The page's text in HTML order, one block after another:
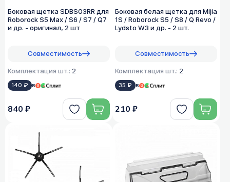
Боковая щетка SDBS03RR для
Roborock S5 Max / S6 / S7 / Q7
и др. - оригинал, 2 шт
Совместимость
Комплектация шт.: 2
140 ₽ в
840 ₽
Боковая белая щетка для Mijia
1S / Roborock S5 / S8 / Q Revo /
Lydsto W3 и др. - 2 шт.
Совместимость
Комплектация шт.: 2
35 ₽ в
210 ₽